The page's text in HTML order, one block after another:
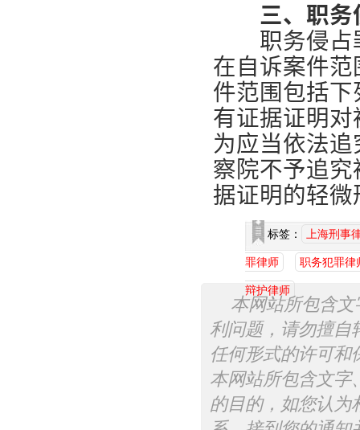
三、职务
职务侵占罪
在自诉案件
件范围包括
有证据证明
为应当依法
察院不予追
据证明的轻
标签： 上海刑事
罪律师 职务犯罪律
辩护律师
本网站所包含
利问题，请勿擅自
任何形式的许可和
本网站所包含文字
的目的，如您认为